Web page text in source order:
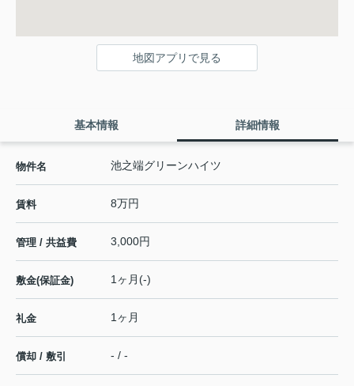
地図アプリで見る
基本情報 詳細情報
物件名 池之端グリーンハイツ
賃料 8万円
管理 / 共益費 3,000円
敷金(保証金) 1ヶ月(-)
礼金 1ヶ月
償却 / 敷引 - / -